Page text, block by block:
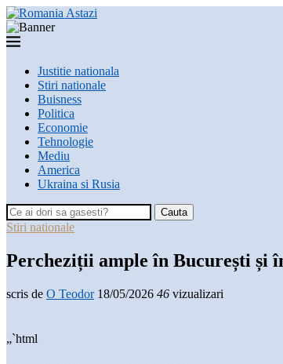
Justitie nationala
Stiri nationale
Buisness
Politica
Economie
Tehnologie
Mediu
America
Ukraina si Rusia
Cauta
Stiri nationale
Percheziții ample în București și
scris de O Teodor 18/05/2026 46 vizualizari
„`html